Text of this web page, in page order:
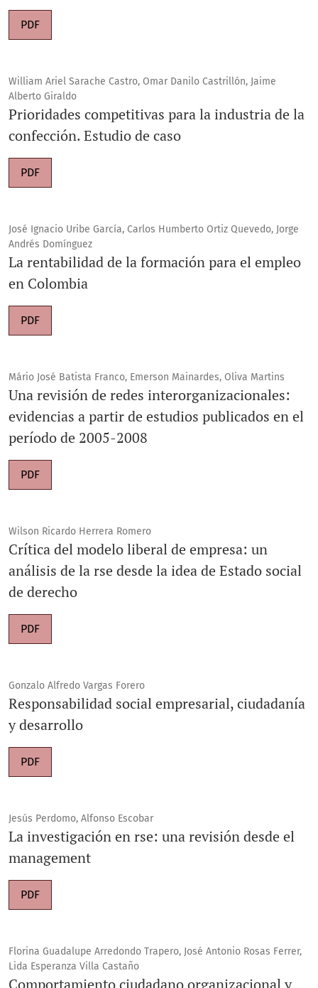
PDF
William Ariel Sarache Castro, Omar Danilo Castrillón, Jaime
Alberto Giraldo
Prioridades competitivas para la industria de la
confección. Estudio de caso
PDF
José Ignacio Uribe García, Carlos Humberto Ortiz Quevedo, Jorge
Andrés Domínguez
La rentabilidad de la formación para el empleo
en Colombia
PDF
Mário José Batista Franco, Emerson Mainardes, Oliva Martins
Una revisión de redes interorganizacionales:
evidencias a partir de estudios publicados en el
período de 2005-2008
PDF
Wilson Ricardo Herrera Romero
Crítica del modelo liberal de empresa: un
análisis de la rse desde la idea de Estado social
de derecho
PDF
Gonzalo Alfredo Vargas Forero
Responsabilidad social empresarial, ciudadanía
y desarrollo
PDF
Jesús Perdomo, Alfonso Escobar
La investigación en rse: una revisión desde el
management
PDF
Florina Guadalupe Arredondo Trapero, José Antonio Rosas Ferrer,
Lida Esperanza Villa Castaño
Comportamiento ciudadano organizacional y